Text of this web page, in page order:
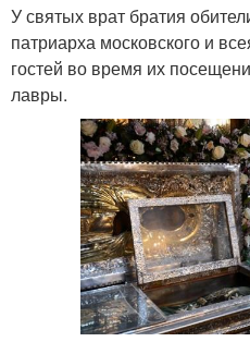
У святых врат братия
патриарха московского и
гостей во время их
лавры.